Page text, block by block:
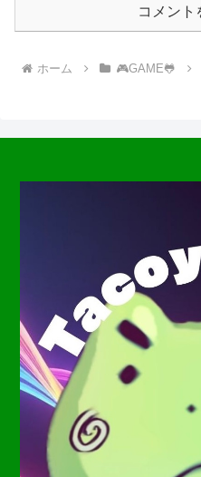
コメント
ホーム 🎮GAME🐸